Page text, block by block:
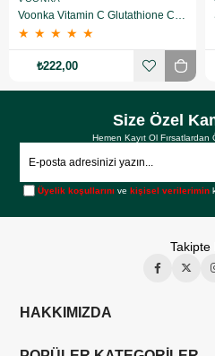
★ ★ ★ ★ ★
₺222,00
Size Özel
Hemen Kayıt Ol
Üyelik koşullarını vekişisel verilerimin
Takipte
HAKKIMIZDA